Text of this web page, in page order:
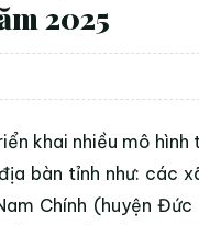
2025
khai nhiều mô
bàn tỉnh như: các
Chính (huyện